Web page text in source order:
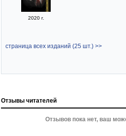
2020 г.
страница всех изданий (25 шт.) >>
Отзывы читателей
Отзывов пока нет, ваш